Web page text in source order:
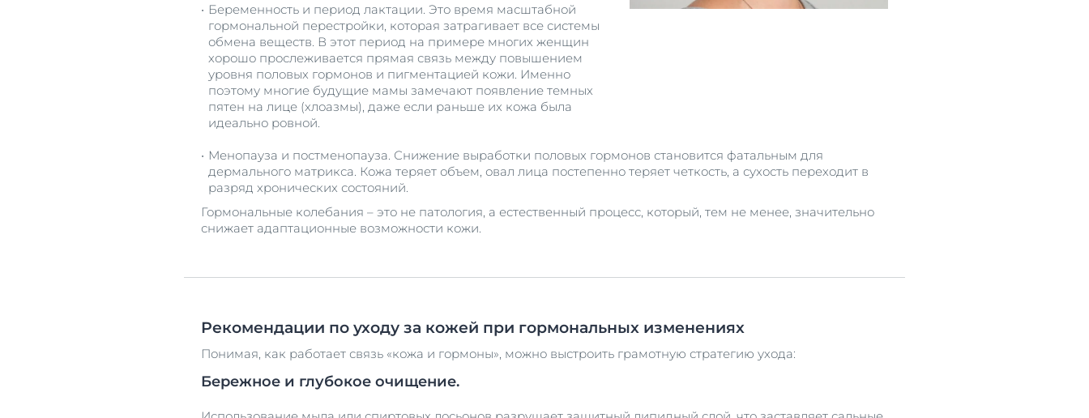
Беременность и период лактации. Это время масштабной
гормональной перестройки, которая затрагивает все системы
обмена веществ. В этот период на примере многих женщин
хорошо прослеживается прямая связь между повышением
уровня половых гормонов и пигментацией кожи. Именно
поэтому многие будущие мамы замечают появление темных
пятен на лице (хлоазмы), даже если раньше их кожа была
идеально ровной.
Менопауза и постменопауза. Снижение выработки половых гормонов становится фатальным для
дермального матрикса. Кожа теряет объем, овал лица постепенно теряет четкость, а сухость переходит в
разряд хронических состояний.
Гормональные колебания – это не патология, а естественный процесс, который, тем не менее, значительно
снижает адаптационные возможности кожи.
Рекомендации по уходу за кожей при гормональных изменениях
Понимая, как работает связь «кожа и гормоны», можно выстроить грамотную стратегию ухода:
Бережное и глубокое очищение.